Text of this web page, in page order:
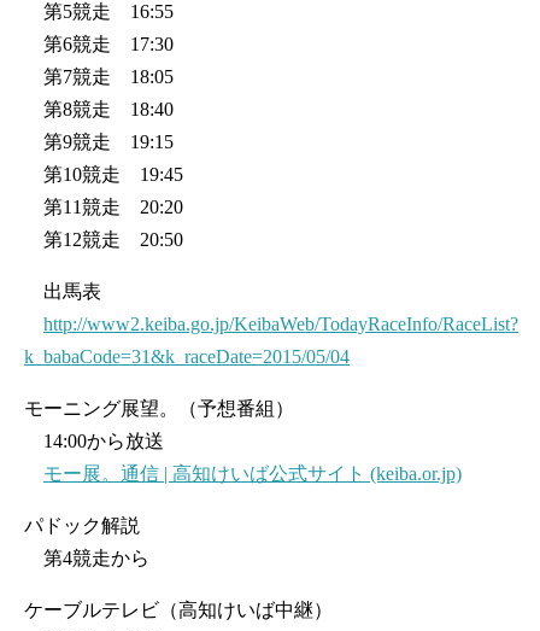
第5競走 16:55
第6競走 17:30
第7競走 18:05
第8競走 18:40
第9競走 19:15
第10競走 19:45
第11競走 20:20
第12競走 20:50
出馬表
http://www2.keiba.go.jp/KeibaWeb/TodayRaceInfo/RaceList?
k_babaCode=31&k_raceDate=2015/05/04
モーニング展望。（予想番組）
14:00から放送
モー展。通信 | 高知けいば公式サイト (keiba.or.jp)
パドック解説
第4競走から
ケーブルテレビ（高知けいば中継）